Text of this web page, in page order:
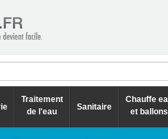
Traitement
de l'eau
Sanitaire
Chauffe
et ballons